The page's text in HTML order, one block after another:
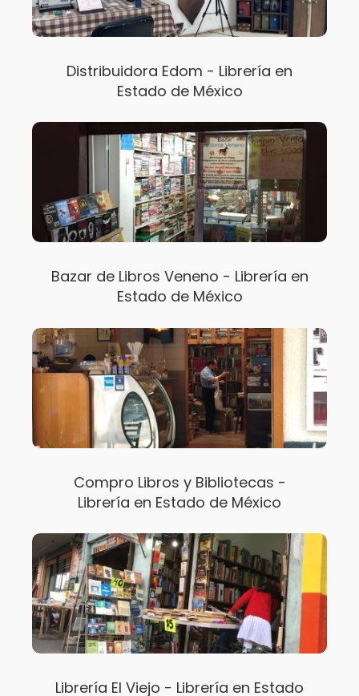
Distribuidora Edom - Librería en
Estado de México
Bazar de Libros Veneno - Librería en
Estado de México
Compro Libros y Bibliotecas -
Librería en Estado de México
Librería El Viejo - Librería en Estado